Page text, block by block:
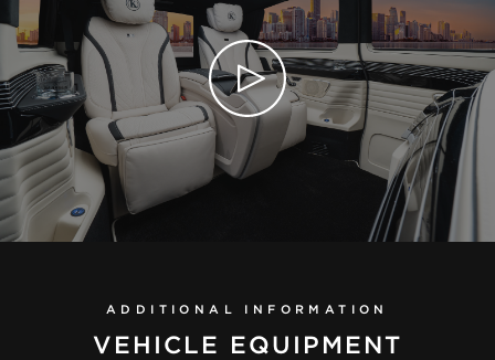
ADDITIONAL INFORMATION
VEHICLE EQUIPMENT